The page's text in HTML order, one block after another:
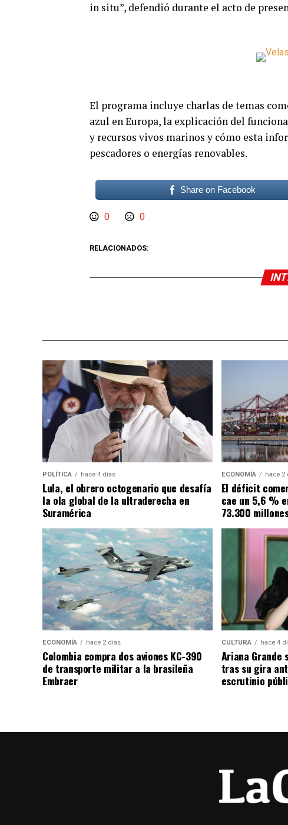
in situ”, defendió durante el acto de
El programa incluye charlas de temas
azul en Europa, la explicación del
y recursos vivos marinos y cómo esta
pescadores o energías renovables.
Share on Facebook
0 0
RELACIONADOS:
POLÍTICA hace 4 días
Lula, el obrero octogenario que desafía
la ola global de la ultraderecha en
Suramérica
ECONOMÍA hace 2
El déficit
cae un 5,6 %
73.300
ECONOMÍA hace 2 días
Colombia compra dos aviones KC-390
de transporte militar a la brasileña
Embraer
CULTURA hace 4
Ariana Grande
tras su gira
escrutinio